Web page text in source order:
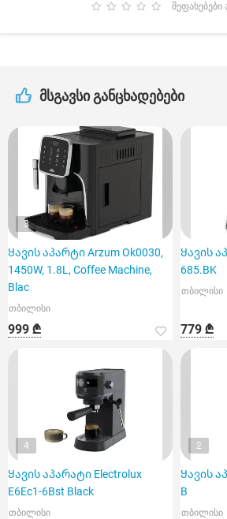
მსგავსი განცხადებები
3
Ყავის აპარტი Arzum Ok0030,
1450W, 1.8L, Coffee Machine,
Blac
თბილისი
999 ₾
Ყავის
685.BK
თბილისი
779 ₾
4
Ყავის აპარატი Electrolux
E6Ec1-6Bst Black
თბილისი
2
Ყავის
B
თბილისი